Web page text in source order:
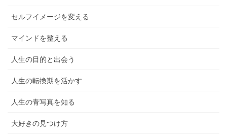
セルフイメージを変える
マインドを整える
人生の目的と出会う
人生の転換期を活かす
人生の青写真を知る
大好きの見つけ方